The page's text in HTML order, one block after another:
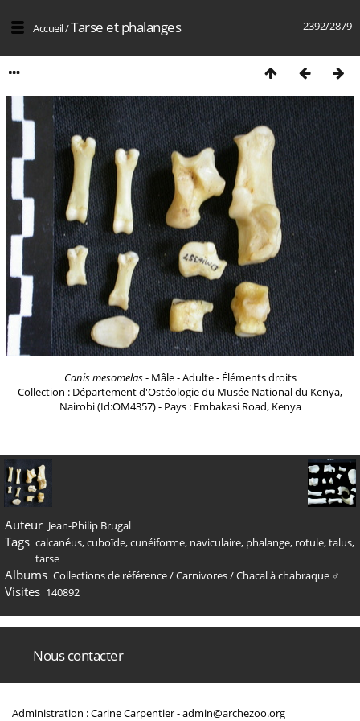
2392/2879
Accueil/Tarse et phalanges
Canis mesomelas- Mâle - Adulte - Éléments droits
Collection : Département d'Ostéologie du Musée National du Kenya,
Nairobi (Id:OM4357) - Pays : Embakasi Road, Kenya
Auteur Jean-Philip Brugal
Tags calcanéus,cuboïde,cunéiforme, naviculaire, phalange, rotule,talus,
tarse
Albums Collections de référence/Carnivores/Chacal à chabraque ♂
Visites 140892
Nous contacter
Administration : Carine Carpentier -admin@archezoo.org